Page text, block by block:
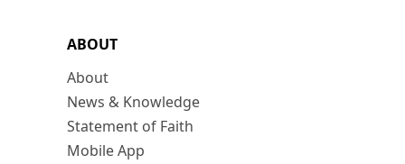
ABOUT
About
News & Knowledge
Statement of Faith
Mobile App